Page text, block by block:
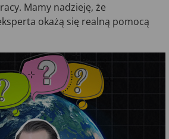
Mamy nadzieję, że
okażą się realną pomocą